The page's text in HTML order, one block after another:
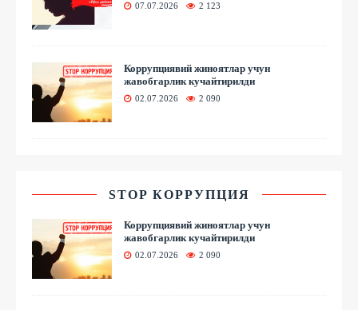
07.07.2026 2 123
Коррупциявий жиноятлар учун
жавобгарлик кучайтирилди
02.07.2026 2 090
STOP КОРРУПЦИЯ
Коррупциявий жиноятлар учун
жавобгарлик кучайтирилди
02.07.2026 2 090